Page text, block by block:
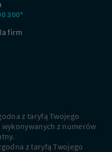
300*
firm
z taryfą Twojego
z numerów
z taryfą Twojego